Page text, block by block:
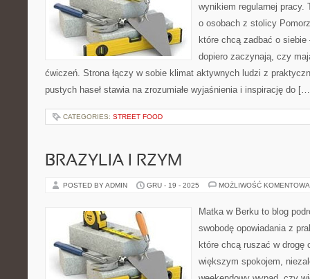
wynikiem regularnej pracy.
o osobach z stolicy
które chcą zadbać o
dopiero zaczynają, czy
ćwiczeń. Strona łączy w sobie klimat aktywnych ludzi z
pustych haseł stawia na zrozumiałe wyjaśnienia i inspirację do
CATEGORIES: STREET FOOD
BRAZYLIA I RZYM
POSTED BY ADMIN GRU - 19 - 2025 MOŻLIWOŚĆ
Matka w Berku to blog
swobodę opowiadania z
które chcą ruszać w drogę
większym spokojem,